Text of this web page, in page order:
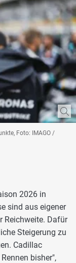
Foto: IMAGO /
2026 in
sind aus eigener
Reichweite. Dafür
Steigerung zu
Cadillac
bisher",